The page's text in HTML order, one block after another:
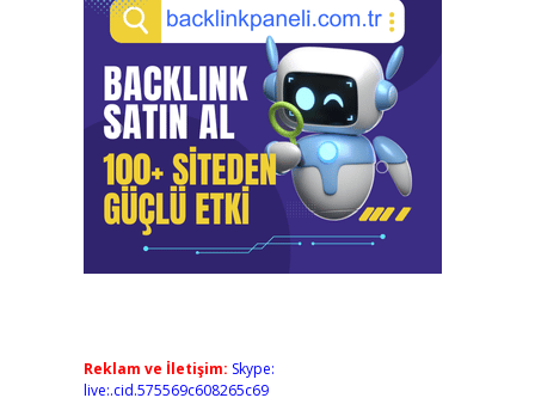
Reklam ve İletişim: Skype:
live:.cid.575569c608265c69